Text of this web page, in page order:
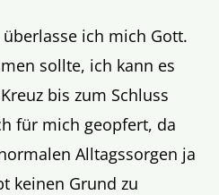
ich mich Gott.
sollte, ich kann es
bis zum Schluss
für mich geopfert, da
Alltagssorgen ja
keinen Grund zu